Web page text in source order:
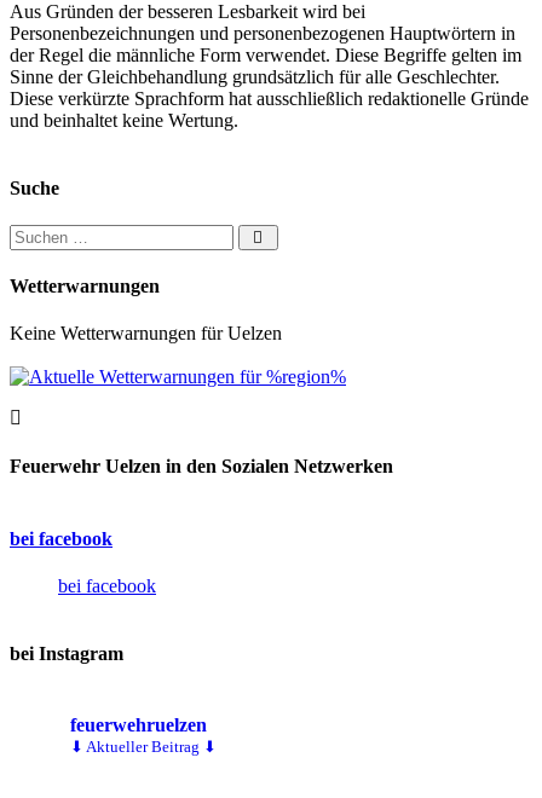
Aus Gründen der besseren Lesbarkeit wird bei
Personenbezeichnungen und personenbezogenen Hauptwörtern in
der Regel die männliche Form verwendet. Diese Begriffe gelten im
Sinne der Gleichbehandlung grundsätzlich für alle Geschlechter.
Diese verkürzte Sprachform hat ausschließlich redaktionelle Gründe
und beinhaltet keine Wertung.
Suche
Suchen nach:
Wetterwarnungen
Keine Wetterwarnungen für Uelzen
Feuerwehr Uelzen in den Sozialen Netzwerken
bei facebook
bei facebook
bei Instagram
feuerwehruelzen
⬇ Aktueller Beitrag ⬇